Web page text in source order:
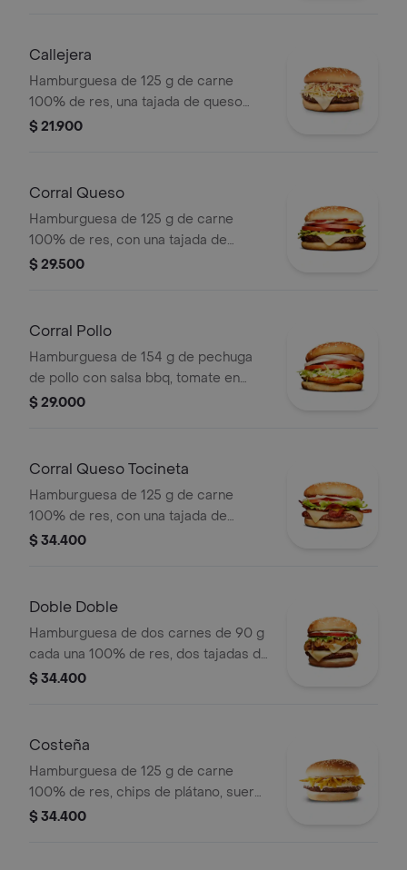
Callejera
Hamburguesa de 125 g de carne
100% de res, una tajada de queso
tipo mozzarella, papas callejera, salsa
$ 21.900
Corral Queso
Hamburguesa de 125 g de carne
100% de res, con una tajada de
queso tipo mozzarella, tomate en
mostaza
$ 29.500
Corral Pollo
Hamburguesa de 154 g de pechuga
de pollo con salsa bbq, tomate en
rodajas, cebolla en rodajas, lechuga y
$ 29.000
Corral Queso Tocineta
Hamburguesa de 125 g de carne
100% de res, con una tajada de
queso tipo mozzarella, tocineta,
$ 34.400
Doble Doble
Hamburguesa de dos carnes de 90 g
cada una 100% de res, dos tajadas de
queso tipo mozzarella, cebolla grillé,
$ 34.400
Costeña
Hamburguesa de 125 g de carne
100% de res, chips de plátano, suero,
queso costeño rallado y salsa blanca
$ 34.400